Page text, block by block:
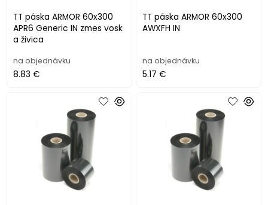
TT páska ARMOR 60x300
APR6 Generic IN zmes vosk
a živica
na objednávku
8.83 €
TT páska ARMOR 60x300
AWXFH IN
na objednávku
5.17 €